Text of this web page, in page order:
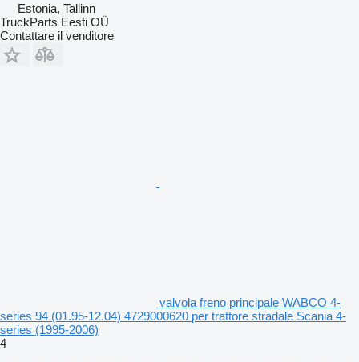
Estonia, Tallinn
TruckParts Eesti OÜ
Contattare il venditore
valvola freno principale WABCO 4-
series 94 (01.95-12.04) 4729000620 per trattore stradale Scania 4-
series (1995-2006)
4